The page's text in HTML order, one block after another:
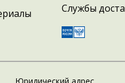
Службы